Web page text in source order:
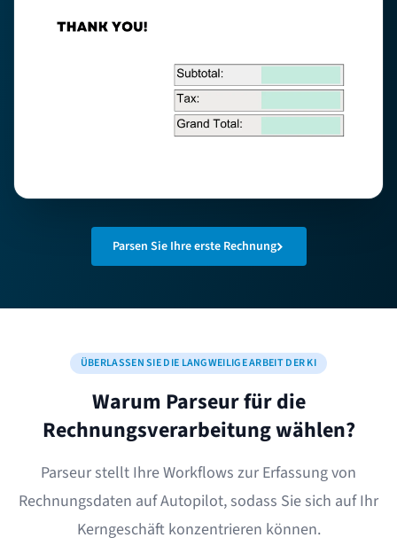
Parsen Sie Ihre erste Rechnung
ÜBERLASSEN SIE DIE LANGWEILIGE ARBEIT DER KI
Warum Parseur für die
Rechnungsverarbeitung wählen?
Parseur stellt Ihre Workflows zur Erfassung von
Rechnungsdaten auf Autopilot, sodass Sie sich auf Ihr
Kerngeschäft konzentrieren können.